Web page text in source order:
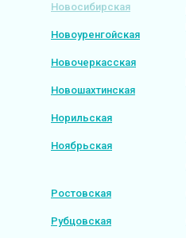
Новосибирская
Новоуренгойская
Новочеркасская
Новошахтинская
Норильская
Ноябрьская
Ростовская
Рубцовская